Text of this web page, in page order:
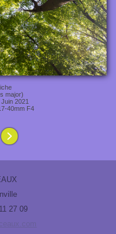
major)
2021
40mm F4
27 09